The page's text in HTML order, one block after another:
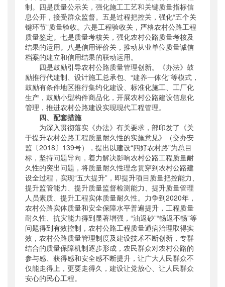
制。四是质量公示关，强化施工工艺和关键质量指标信
息公开，接受群众监督。五是过程把控关，强化“五个关
键环节”质量验收。六是工程验收关，严格农村公路工程
质量鉴定。七是质量考核关，强化农村公路质量考核及
结果的运用。八是信用评价关，推动从业单位质量诚信
档案的建立和信用结果的联动运用。
四是鼓励引导农村公路质量管理创新。《办法》鼓
励推行代建制、设计施工总承包、“建养一体化”等模式，
鼓励有条件地区推行集约化建设、标准化施工、工厂化
生产，鼓励小型构件商品化，开展农村公路建设信息化
管理，推进农村公路建设实现现代工程管理。
四、配套措施
为深入贯彻落实《办法》有关要求，部印发了《关
于提升农村公路工程质量耐久性的实施意见》（交办安
监〔2018〕139号），提出以建设“四好农村路”为总目
标，坚持问题导向，着力解决影响农村公路工程质量耐
久性的突出问题，将质量耐久性理念贯穿到农村公路建
设全过程，实现“五大提升”，即提升项目质量把控能力、
提升监管能力、提升质量监督检测能力、提升质量管理
人员素质、提升工程实体质量耐久性。力争到2020年，
农村公路实体质量和安全保障水平普遍提升，工程质量
耐久性、抗灾能力得到显著增强，“油返砂”“畅返不畅”等
问题得到有效控制，农村公路工程质量通病治理取得实
效，农村公路质量管理制度及建设技术不断创新，专群
结合的质量保障机制逐步形成，农民群众对农村公路的
参与感、获得感和安全感不断提升，让广大人民群众不
仅能走得上，更要走得久，建设让党放心、让人民群众
安心的民心工程。